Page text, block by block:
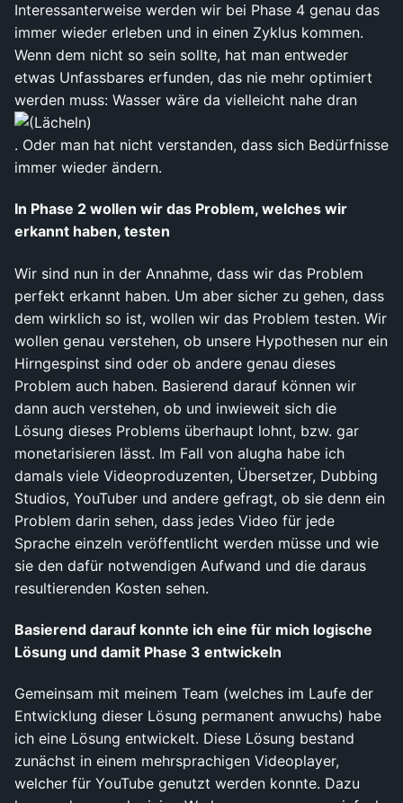
Interessanterweise werden wir bei Phase 4 genau das
immer wieder erleben und in einen Zyklus kommen.
Wenn dem nicht so sein sollte, hat man entweder
etwas Unfassbares erfunden, das nie mehr optimiert
werden muss: Wasser wäre da vielleicht nahe dran
. Oder man hat nicht verstanden, dass sich Bedürfnisse
immer wieder ändern.
In Phase 2 wollen wir das Problem, welches wir
erkannt haben, testen
Wir sind nun in der Annahme, dass wir das Problem
perfekt erkannt haben. Um aber sicher zu gehen, dass
dem wirklich so ist, wollen wir das Problem testen. Wir
wollen genau verstehen, ob unsere Hypothesen nur ein
Hirngespinst sind oder ob andere genau dieses
Problem auch haben. Basierend darauf können wir
dann auch verstehen, ob und inwieweit sich die
Lösung dieses Problems überhaupt lohnt, bzw. gar
monetarisieren lässt. Im Fall von alugha habe ich
damals viele Videoproduzenten, Übersetzer, Dubbing
Studios, YouTuber und andere gefragt, ob sie denn ein
Problem darin sehen, dass jedes Video für jede
Sprache einzeln veröffentlicht werden müsse und wie
sie den dafür notwendigen Aufwand und die daraus
resultierenden Kosten sehen.
Basierend darauf konnte ich eine für mich logische
Lösung und damit Phase 3 entwickeln
Gemeinsam mit meinem Team (welches im Laufe der
Entwicklung dieser Lösung permanent anwuchs) habe
ich eine Lösung entwickelt. Diese Lösung bestand
zunächst in einem mehrsprachigen Videoplayer,
welcher für YouTube genutzt werden konnte. Dazu